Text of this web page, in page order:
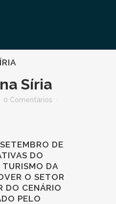
Síria
0 Comentários
DE
DO
DA
O SETOR
DO CENÁRIO
PELO